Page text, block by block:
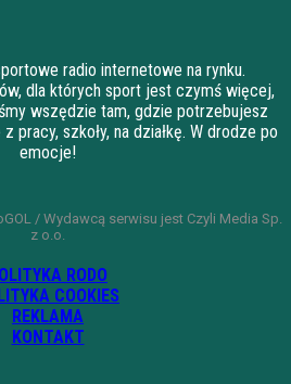
radio internetowe na rynku.
dla których sport jest czymś więcej,
wszędzie tam, gdzie potrzebujesz
pracy, szkoły, na działkę. W drodze po
emocje!
/ Wydawcą serwisu jest Czyli Media Sp.
z o.o.
RODO
COOKIES
REKLAMA
KONTAKT